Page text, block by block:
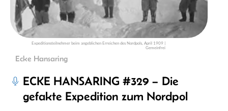
ÜBER UNS
Expeditionsteilnehmer beim angeblichen Erreichen des Nordpols, April 1909 |
Gemeinfrei
Ecke Hansaring
ECKE HANSARING #329 – Die
gefakte Expedition zum Nordpol